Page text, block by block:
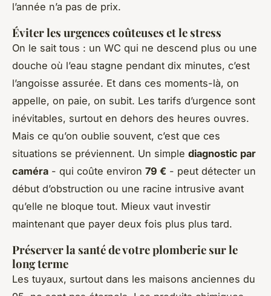
l’année n’a pas de prix.
Éviter les urgences coûteuses et le stress
On le sait tous : un WC qui ne descend plus ou une
douche où l’eau stagne pendant dix minutes, c’est
l’angoisse assurée. Et dans ces moments-là, on
appelle, on paie, on subit. Les tarifs d’urgence sont
inévitables, surtout en dehors des heures ouvres.
Mais ce qu’on oublie souvent, c’est que ces
situations se préviennent. Un simple diagnostic par
caméra - qui coûte environ 79 € - peut détecter un
début d’obstruction ou une racine intrusive avant
qu’elle ne bloque tout. Mieux vaut investir
maintenant que payer deux fois plus plus tard.
Préserver la santé de votre plomberie sur le
long terme
Les tuyaux, surtout dans les maisons anciennes du